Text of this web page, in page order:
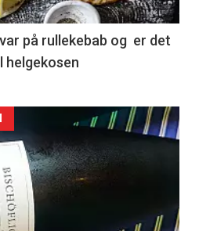
på rullekebab og er det